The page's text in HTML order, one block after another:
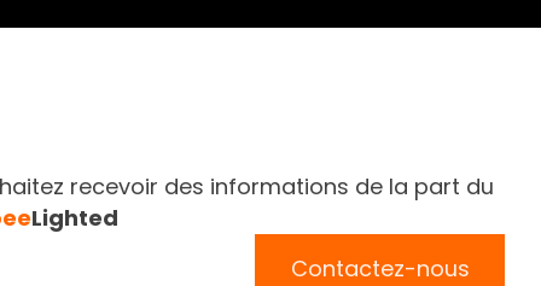
recevoir des informations de la part du
Lighted
Contactez-nous